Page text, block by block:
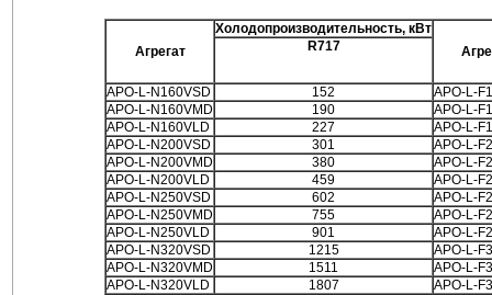
Агрегат
Холодопроизводительность, кВт
R717
APO-L-N160VSD 152
APO-L-
APO-L-N160VMD
190
APO-L-
APO-L-N160VLD
227
APO-L-
APO-L-N200VSD
301
APO-L-
APO-L-N200VMD
380
APO-L-
APO-L-N200VLD
459
APO-L-
APO-L-N250VSD
602
APO-L-
APO-L-N250VMD
755
APO-L-
APO-L-N250VLD
901
APO-L-
APO-L-N320VSD
1215
APO-L-
APO-L-N320VMD
1511
APO-L-
APO-L-N320VLD
1807 APO-L-